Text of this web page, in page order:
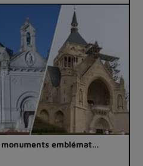
emblémat…